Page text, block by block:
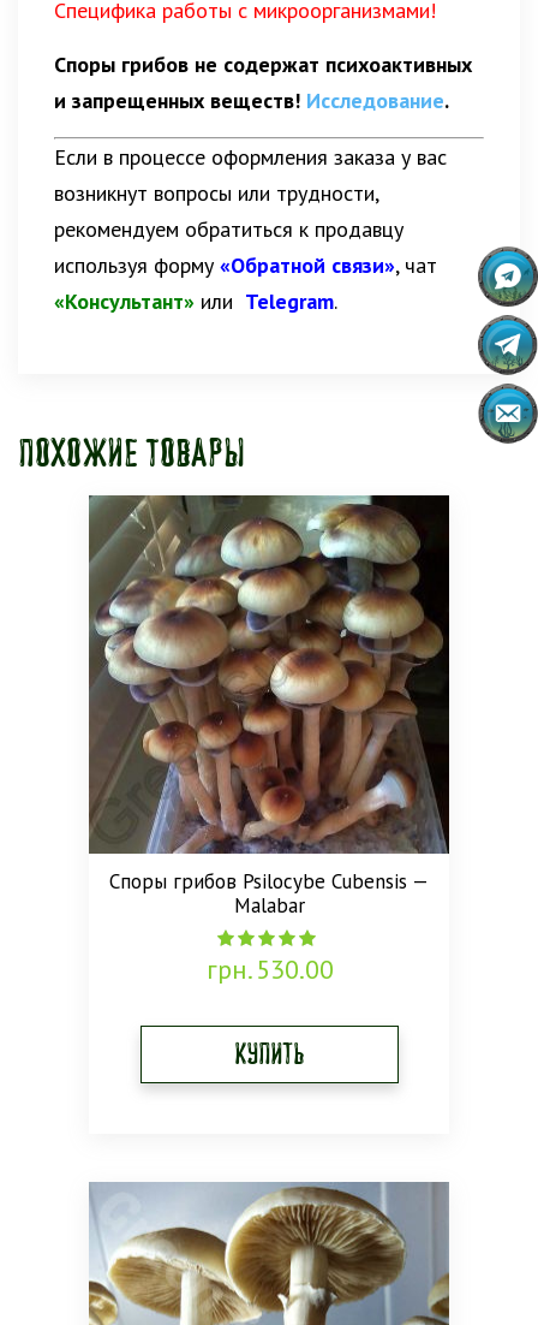
Специфика работы с микроорганизмами!
Споры грибов не содержат психоактивных
и запрещенных веществ! Исследование.
Если в процессе оформления заказа у вас
возникнут вопросы или трудности,
рекомендуем обратиться к продавцу
используя форму «Обратной связи», чат
«Консультант» или Telegram.
Похожие товары
Споры грибов Psilocybe Cubensis —
Malabar
4.85 out of 5
грн.530.00
Купить